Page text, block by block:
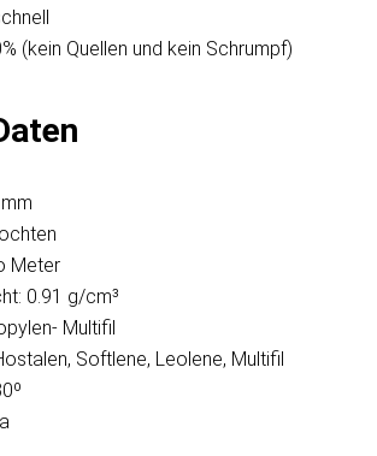
(kein Quellen und kein Schrumpf)
Meter
0.91 g/cm³
Multifil
Softlene, Leolene, Multifil